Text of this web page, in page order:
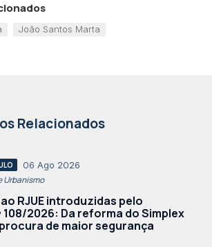
João Santos Marta
Relacionados
06 Ago 2026
Urbanismo
RJUE introduzidas pelo
2026: Da reforma do Simplex
de maior segurança